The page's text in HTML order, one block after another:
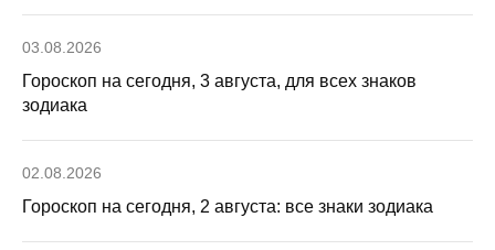
03.08.2026
Гороскоп на сегодня, 3 августа, для всех знаков
зодиака
02.08.2026
Гороскоп на сегодня, 2 августа: все знаки зодиака